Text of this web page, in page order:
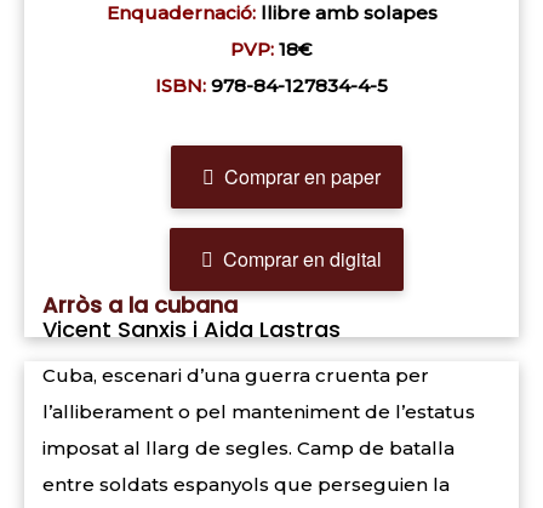
Enquadernació: llibre amb solapes
PVP: 18€
ISBN: 978-84-127834-4-5
Comprar en paper
Comprar en digital
Arròs a la cubana
Vicent Sanxis i Aida Lastras
Cuba, escenari d’una guerra cruenta per
l’alliberament o pel manteniment de l’estatus
imposat al llarg de segles. Camp de batalla
entre soldats espanyols que perseguien la